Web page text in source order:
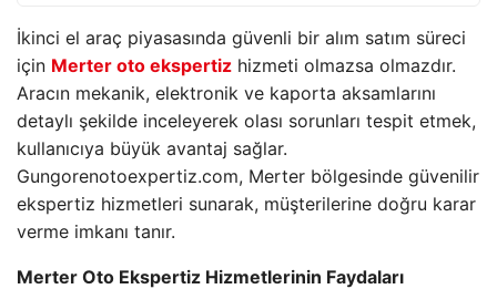
İkinci el araç piyasasında güvenli bir alım satım süreci
için Merter oto ekspertiz hizmeti olmazsa olmazdır.
Aracın mekanik, elektronik ve kaporta aksamlarını
detaylı şekilde inceleyerek olası sorunları tespit etmek,
kullanıcıya büyük avantaj sağlar.
Gungorenotoexpertiz.com, Merter bölgesinde güvenilir
ekspertiz hizmetleri sunarak, müşterilerine doğru karar
verme imkanı tanır.
Merter Oto Ekspertiz Hizmetlerinin Faydaları